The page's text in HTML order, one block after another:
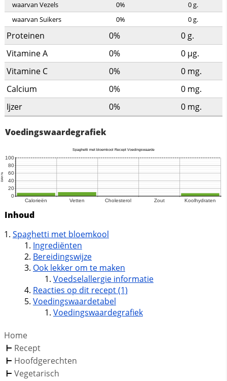
waarvan Vezels 0% 0g.
waarvan Suikers
0% 0g.
Proteinen 0% 0 g.
Vitamine A
0% 0 µg.
Vitamine C
0% 0 mg.
Calcium
0% 0 mg.
Ijzer
0% 0 mg.
Voedingswaardegrafiek
Inhoud
Spaghetti met bloemkool
Ingrediënten
Bereidingswijze
Ook lekker om te maken
Voedselallergie informatie
Reacties op dit recept (1)
Voedingswaardetabel
Voedingswaardegrafiek
Home
Recept
Hoofdgerechten
Vegetarisch